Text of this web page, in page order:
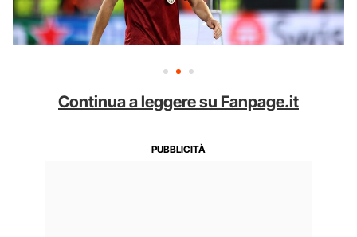
Continua a leggere su Fanpage.it